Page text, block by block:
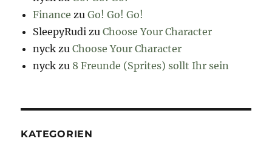
Finance zuGo! Go! Go!
SleepyRudi zuChoose Your Character
nyck zuChoose Your Character
nyck zu 8 Freunde (Sprites) sollt Ihr sein
KATEGORIEN